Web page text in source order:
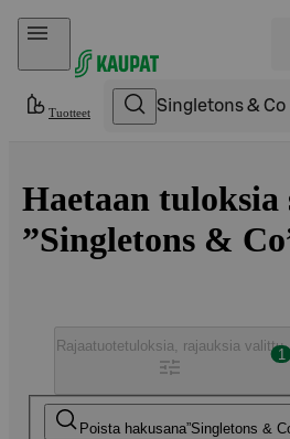
Hyppää sisältöön
Tuotteet
Haetaan tuloksia
”Singletons &
Poista hakusana Singletons &
Rajaatuotetuloksia, rajauksia valittu
1